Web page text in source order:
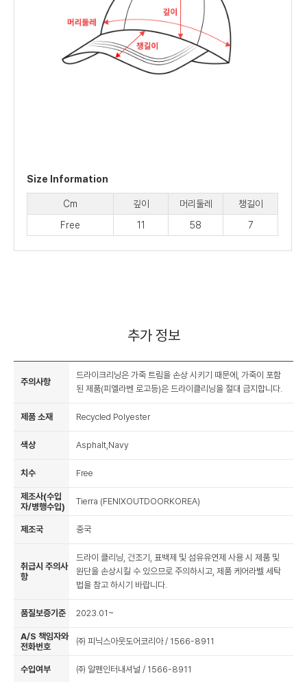
Size Information
Cm 깊이 머리둘레
챙길이
Free
11 58 7
추가 정보
주의사항
드라이크리닝은 가죽 트림을 손상 시키기 때문에, 가죽이 포함
된 제품(피엘라벤 로고등)은 드라이클리닝을 절대 금지합니다.
제품 소재 Recycled Polyester
색상 Asphalt,Navy
치수 Free
제조사(수입
자/병행수입)
Tierra (FENIXOUTDOORKOREA)
제조국 중국
취급시 주의사
항
드라이 클리닝, 건조기, 표백제 및 섬유유연제 사용 시 제품 및
원단을 손상시킬 수 있으므로 주의하시고, 제품 케어라벨 세탁
법을 참고 하시기 바랍니다.
품질보증기준 2023.01~
A/S 책임자와
전화번호
㈜ 피닉스아웃도어코리아 / 1566-8911
수입여부 ㈜ 알펜인터내셔널 / 1566-8911